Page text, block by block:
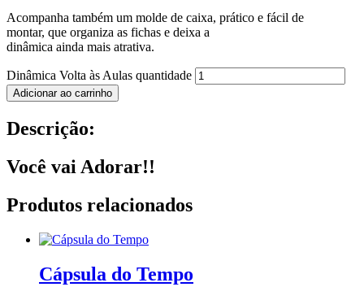
Acompanha também um molde de caixa, prático e fácil de
montar, que organiza as fichas e deixa a
dinâmica ainda mais atrativa.
Dinâmica Volta às Aulas quantidade
Adicionar ao carrinho
Descrição:
Você vai Adorar!!
Produtos relacionados
Cápsula do Tempo